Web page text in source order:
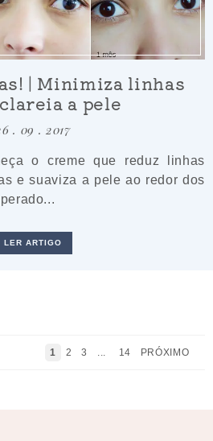
| Minimiza linhas
a pele
. 09 . 2017
o creme que reduz linhas
e suaviza a pele ao redor dos
LER ARTIGO
1 2 3 ... 14 PRÓXIMO